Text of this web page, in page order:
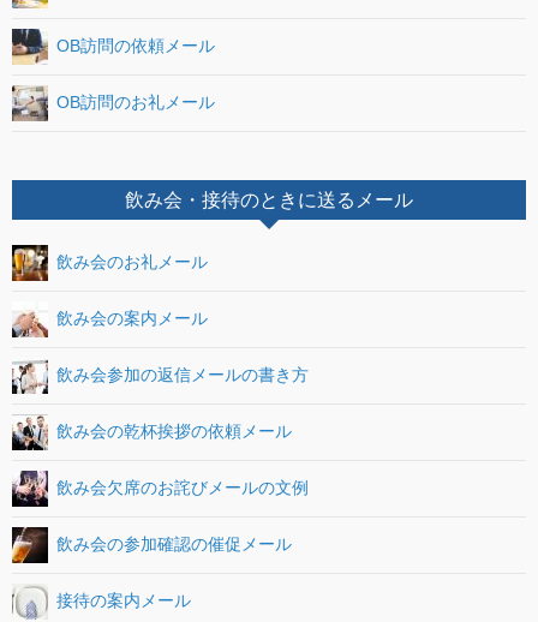
OB訪問の依頼メール
OB訪問のお礼メール
飲み会・接待のときに送るメール
飲み会のお礼メール
飲み会の案内メール
飲み会参加の返信メールの書き方
飲み会の乾杯挨拶の依頼メール
飲み会欠席のお詫びメールの文例
飲み会の参加確認の催促メール
接待の案内メール